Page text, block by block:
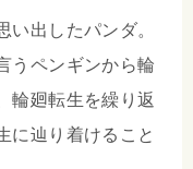
い出したパンダ。
うペンギンから輪
輪廻転生を繰り返
に辿り着けること